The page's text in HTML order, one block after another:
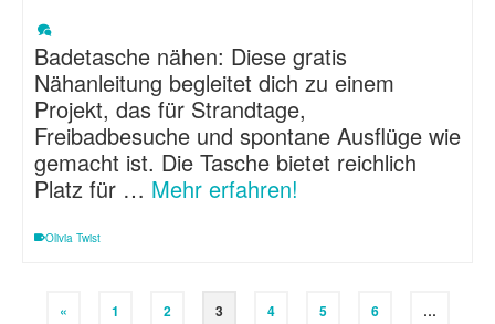
Badetasche nähen: Diese gratis
Nähanleitung begleitet dich zu einem
Projekt, das für Strandtage,
Freibadbesuche und spontane Ausflüge wie
gemacht ist. Die Tasche bietet reichlich
Platz für … Mehr erfahren!
Olivia Twist
« 1 2 3 4 5 6 …